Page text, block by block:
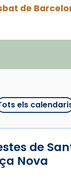
de
de Les
els
de
Nova